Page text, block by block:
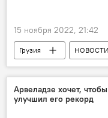
15 ноября 2022, 21:42
Грузия НОВОСТИ
Шалва Папуашвили
Грузинская мечта -
Арвеладзе хочет,
улучшил его рекорд